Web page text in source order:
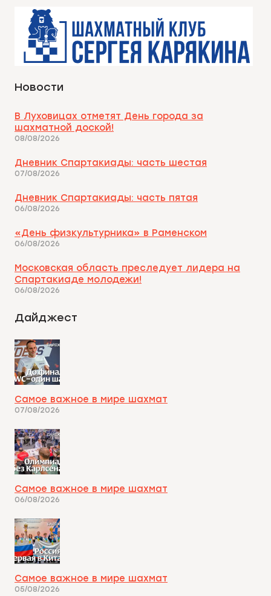
Новости
В Луховицах отметят День города за
шахматной доской!
08/08/2026
Дневник Спартакиады: часть шестая
07/08/2026
Дневник Спартакиады: часть пятая
06/08/2026
«День физкультурника» в Раменском
06/08/2026
Московская область преследует лидера на
Спартакиаде молодежи!
06/08/2026
Дайджест
Самое важное в мире шахмат
07/08/2026
Самое важное в мире шахмат
06/08/2026
Самое важное в мире шахмат
05/08/2026